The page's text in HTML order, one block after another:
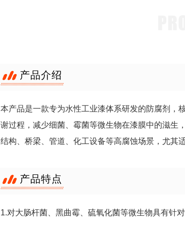
产品介绍
本产品是一款专为水性工业漆体系研发的防腐剂，
谢过程，减少细菌、霉菌等微生物在漆膜中的滋生
结构、桥梁、管道、化工设备等高腐蚀场景，尤其
产品特点
1.对大肠杆菌、黑曲霉、硫氧化菌等微生物具有针